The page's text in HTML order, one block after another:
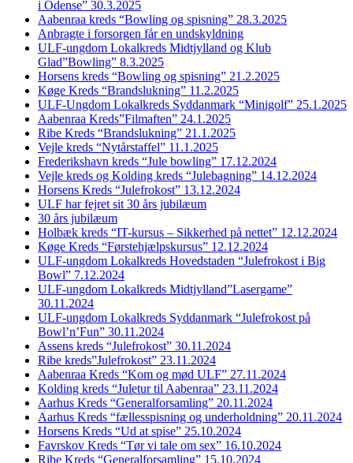
i Odense” 30.3.2025
Aabenraa kreds “Bowling og spisning” 28.3.2025
Anbragte i forsorgen får en undskyldning
ULF-ungdom Lokalkreds Midtjylland og Klub
Glad”Bowling” 8.3.2025
Horsens kreds “Bowling og spisning” 21.2.2025
Køge Kreds “Brandslukning” 11.2.2025
ULF-Ungdom Lokalkreds Syddanmark “Minigolf” 25.1.2025
Aabenraa Kreds”Filmaften” 24.1.2025
Ribe Kreds “Brandslukning” 21.1.2025
Vejle kreds “Nytårstaffel” 11.1.2025
Frederikshavn kreds “Jule bowling” 17.12.2024
Vejle kreds og Kolding kreds “Julebagning” 14.12.2024
Horsens Kreds “Julefrokost” 13.12.2024
ULF har fejret sit 30 års jubilæum
30 års jubilæum
Holbæk kreds “IT-kursus – Sikkerhed på nettet” 12.12.2024
Køge Kreds “Førstehjælpskursus” 12.12.2024
ULF-ungdom Lokalkreds Hovedstaden “Julefrokost i Big
Bowl” 7.12.2024
ULF-ungdom Lokalkreds Midtjylland”Lasergame”
30.11.2024
ULF-ungdom Lokalkreds Syddanmark “Julefrokost på
Bowl’n’Fun” 30.11.2024
Assens kreds “Julefrokost” 30.11.2024
Ribe kreds”Julefrokost” 23.11.2024
Aabenraa Kreds “Kom og mød ULF” 27.11.2024
Kolding kreds “Juletur til Aabenraa” 23.11.2024
Aarhus Kreds “Generalforsamling” 20.11.2024
Aarhus Kreds “fællesspisning og underholdning” 20.11.2024
Horsens Kreds “Ud at spise” 25.10.2024
Favrskov Kreds “Tør vi tale om sex” 16.10.2024
Ribe Kreds “Generalforsamling” 15.10.2024